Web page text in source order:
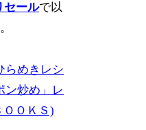
セールで以
らめきレシ
ン炒め」レ
ＯＯＫＳ)